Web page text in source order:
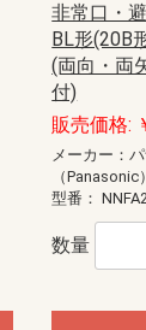
非常口・
BL形(20B
(両向・両
付)
販売価格:
メーカー：
（Panasonic）
型番：
数量